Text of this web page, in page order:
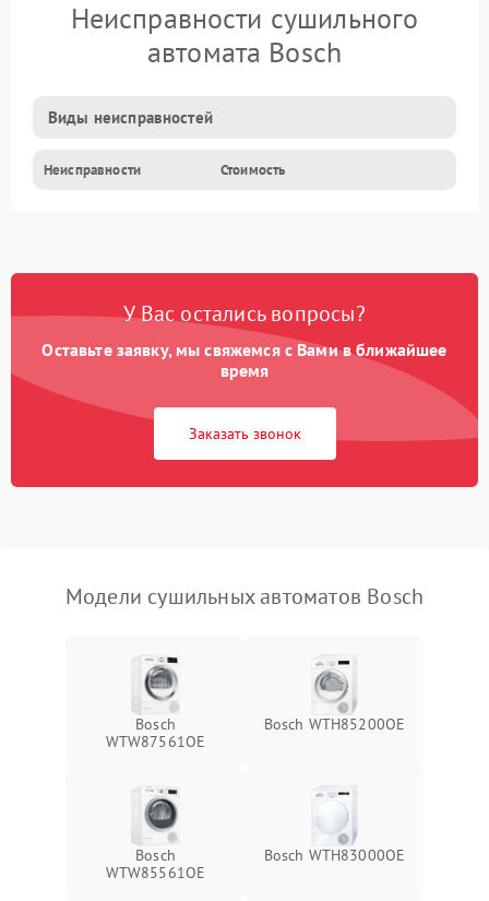
Неисправности сушильного
автомата Bosch
Виды неисправностей
Неисправности Стоимость
У Вас остались вопросы?
Оставьте заявку, мы свяжемся с Вами в ближайшее
время
Заказать звонок
Модели сушильных автоматов Bosch
Bosch
WTW87561OE
Bosch WTH85200OE
Bosch
WTW85561OE
Bosch WTH83000OE